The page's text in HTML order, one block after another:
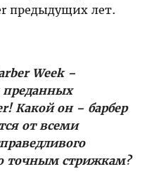
Мой кабинет
предыдущих лет.
Week –
Какой он – барбер
от всеми
точным стрижкам?